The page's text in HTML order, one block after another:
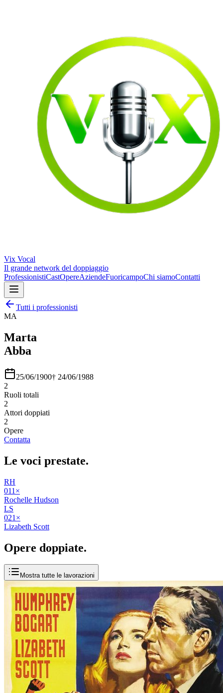
Vix Vocal
Il grande network del doppiaggio
ProfessionistiCastOpereAziendeFuoricampoChi siamoContatti
Tutti i professionisti
MA
Marta
Abba
25/06/1900† 24/06/1988
2
Ruoli totali
2
Attori doppiati
2
Opere
Contatta
Le voci prestate.
RH
011 ×
Rochelle Hudson
LS
021 ×
Lizabeth Scott
Opere doppiate.
Mostra tutte le lavorazioni